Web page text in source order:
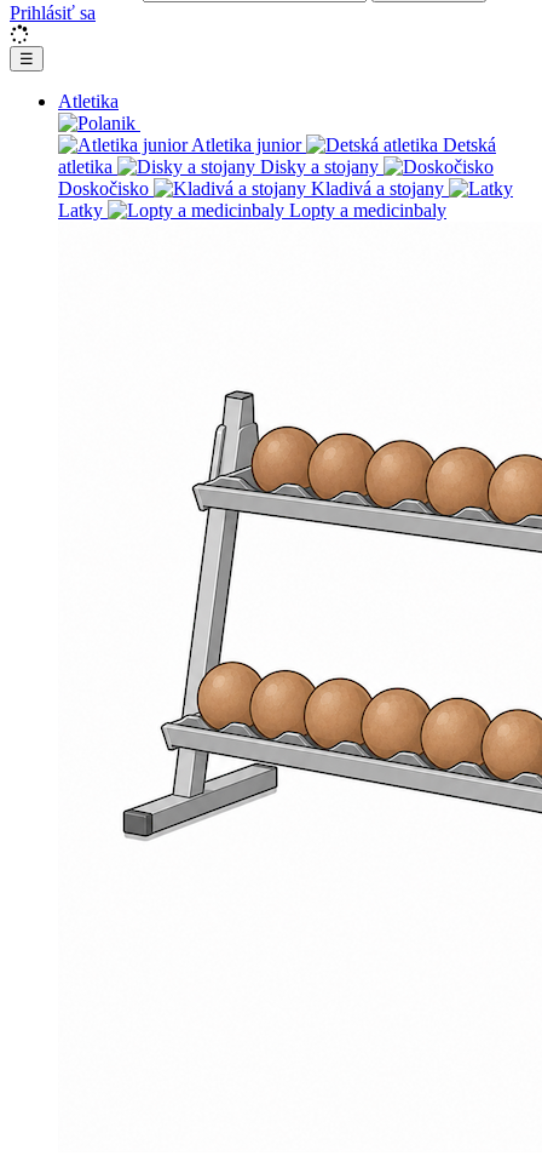
Prihlásiť sa
☰
Atletika
Atletika junior
Detská
atletika
Disky a stojany
Doskočisko
Kladivá a stojany
Latky
Lopty a medicinbaly